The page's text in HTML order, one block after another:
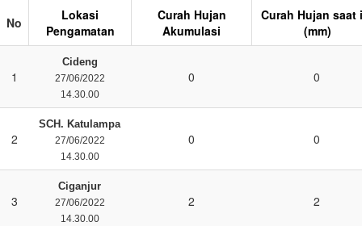
No
Lokasi
Pengamatan
Curah Hujan
Akumulasi
Curah Hujan saat
(mm)
1
Cideng
27/06/2022
14.30.00
0 0
2
SCH. Katulampa
27/06/2022
14.30.00
0 0
3
Ciganjur
27/06/2022
14.30.00
2 2